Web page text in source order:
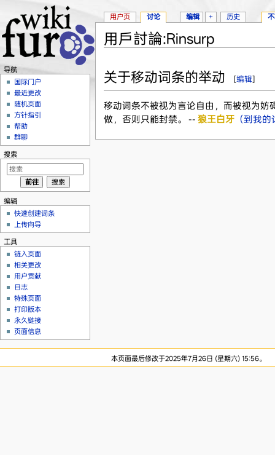
用戶討論:Rinsurp
关于移动词条的举动 [编辑]
移动词条不被视为言论自由，而被视为
做，否则只能封禁。 -- 狼王白牙（到我的
用户页 讨论 编辑 + 历史
导航
国际门户
最近更改
随机页面
方针指引
帮助
群聊
搜索
编辑
快速创建词条
上传向导
工具
链入页面
相关更改
用户贡献
日志
特殊页面
打印版本
永久链接
页面信息
本页面最后修改于2025年7月26日 (星期六) 15:56。